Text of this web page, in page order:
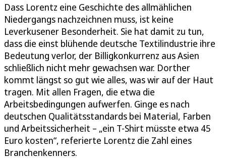
Dass Lorentz eine Geschichte des allmählichen
Niedergangs nachzeichnen muss, ist keine
Leverkusener Besonderheit. Sie hat damit zu tun,
dass die einst blühende deutsche Textilindustrie ihre
Bedeutung verlor, der Billigkonkurrenz aus Asien
schließlich nicht mehr gewachsen war. Dorther
kommt längst so gut wie alles, was wir auf der Haut
tragen. Mit allen Fragen, die etwa die
Arbeitsbedingungen aufwerfen. Ginge es nach
deutschen Qualitätsstandards bei Material, Farben
und Arbeitssicherheit – „ein T-Shirt müsste etwa 45
Euro kosten“, referierte Lorentz die Zahl eines
Branchenkenners.